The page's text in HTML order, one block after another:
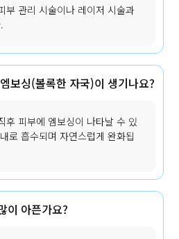
부 관리 시술이나 레이저 시술과
보싱(볼록한 자국)이 생기나요?
후 피부에 엠보싱이 나타날 수 있
로 흡수되며 자연스럽게 완화됩
이 아픈가요?